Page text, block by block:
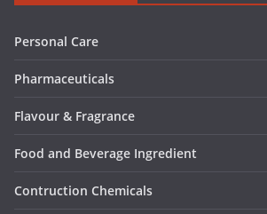
Personal Care
Pharmaceuticals
Flavour & Fragrance
Food and Beverage Ingredient
Contruction Chemicals